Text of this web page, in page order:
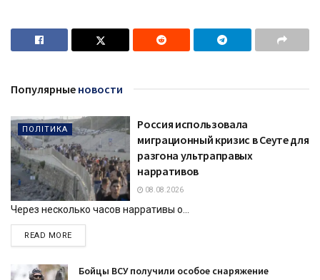
Популярные новости
ПОЛІТИКА
Россия использовала
миграционный кризис в Сеуте для
разгона ультраправых
нарративов
08.08.2026
Через несколько часов нарративы о...
READ MOREDETAILS
Бойцы ВСУ получили особое снаряжение